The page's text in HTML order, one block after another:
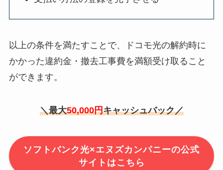
以上の条件を満たすことで、ドコモ光の解約時に
かかった違約金・撤去工事費を満額受け取ること
ができます。
＼最大50,000円キャッシュバック／
ソフトバンク光×エヌズカンパニーの公式
サイトはこちら